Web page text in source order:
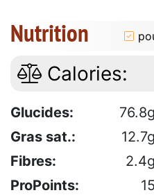
Nutrition
Calories:
Glucides: 76.8g
Gras sat.:
12.7g
Fibres:
2.4g
ProPoints:
15